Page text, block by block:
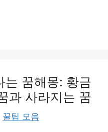
는 꿈해몽: 황금
과 사라지는 꿈
꿀팁 모음